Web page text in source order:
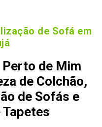
de Sofá em
de Mim
de Colchão,
de Sofás e
Tapetes